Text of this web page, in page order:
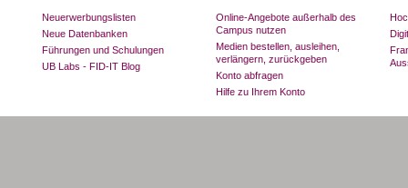
Neuerwerbungslisten
Neue Datenbanken
Führungen und Schulungen
UB Labs - FID-IT Blog
Online-Angebote außerhalb des
Campus nutzen
Medien bestellen, ausleihen,
verlängern, zurückgeben
Konto abfragen
Hilfe zu Ihrem Konto